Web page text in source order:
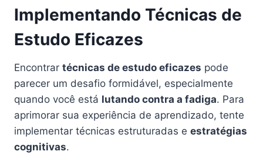
Implementando Técnicas de
Estudo Eficazes
Encontrar técnicas de estudo eficazes pode
parecer um desafio formidável, especialmente
quando você está lutando contra a fadiga. Para
aprimorar sua experiência de aprendizado, tente
implementar técnicas estruturadas e estratégias
cognitivas.